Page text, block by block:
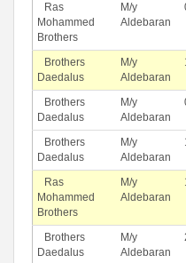
Ras
Mohammed
Brothers
M/y
Aldebaran
Brothers
Daedalus
M/y
Aldebaran
Brothers
Daedalus
M/y
Aldebaran
Brothers
Daedalus
M/y
Aldebaran
Ras
Mohammed
Brothers
M/y
Aldebaran
Brothers
Daedalus
M/y
Aldebaran